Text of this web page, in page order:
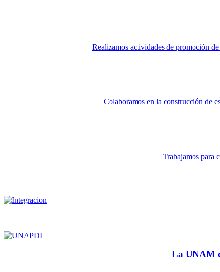
Realizamos actividades de promoción
Colaboramos en la construcción de
Trabajamos para
La UNAM